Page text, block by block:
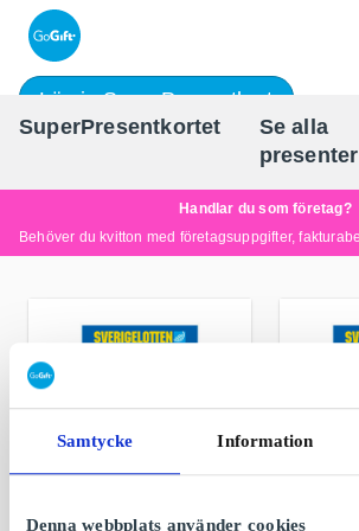
Samtycke Information
Denna webbplats använder cookies
Lös in SuperPresentkort
SuperPresentkortet
Se alla
presenter
Handlar du som företag?